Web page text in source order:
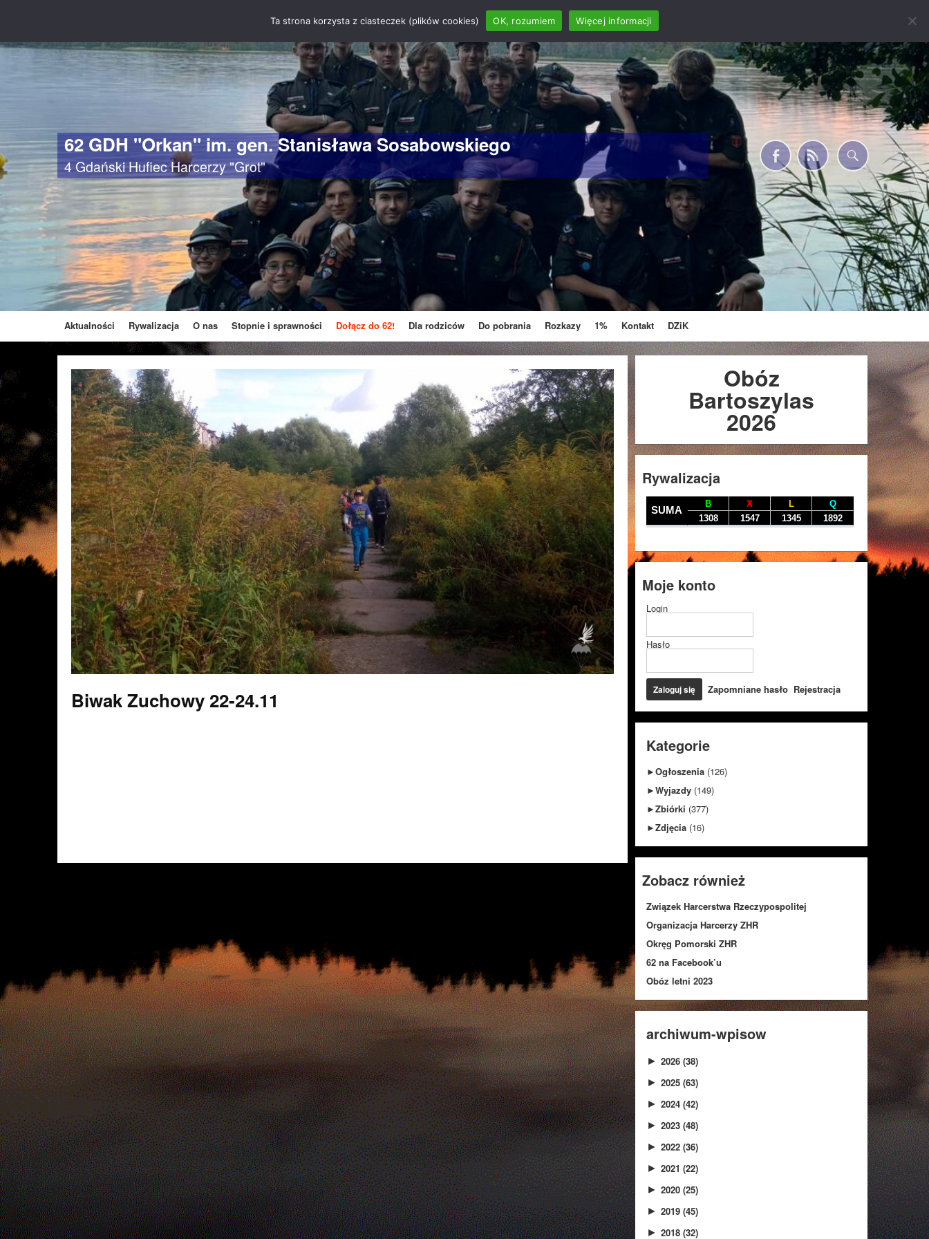
62 GDH "Orkan" im. gen. Stanisława Sosabowskiego
4 Gdański Hufiec Harcerzy "Grot"
Aktualności Rywalizacja O nas Stopnie i sprawności Dołącz do 62! Dla rodziców Do pobrania Rozkazy 1% Kontakt DZiK
Biwak Zuchowy 22-24.11
Obóz
Bartoszylas
2026
Rywalizacja
Moje konto
Login
Hasło
Zapomniane hasło Rejestracja
Kategorie
►Ogłoszenia (126)
►Wyjazdy (149)
►Zbiórki (377)
►Zdjęcia (16)
Zobacz również
Związek Harcerstwa Rzeczypospolitej
Organizacja Harcerzy ZHR
Okręg Pomorski ZHR
62 na Facebook’u
Obóz letni 2023
archiwum-wpisow
► 2026(38)
► 2025(63)
► 2024(42)
► 2023(48)
► 2022(36)
► 2021(22)
► 2020(25)
► 2019(45)
► 2018(32)
Ta strona korzysta z ciasteczek (plików cookies) OK, rozumiem Więcej informacji